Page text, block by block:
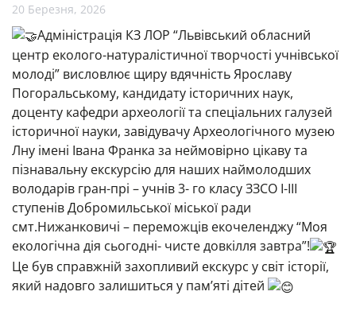
20 Березня, 2026
Адміністрація КЗ ЛОР “Львівський обласний
центр еколого-натуралістичної творчості учнівської
молоді” висловлює щиру вдячністьЯрославу
Погоральському, кандидату історичних наук,
доценту кафедри археології та спеціальних галузей
історичної науки, завідувачу Археологічного музею
Лну імені Івана Франка за неймовірно цікаву та
пізнавальну екскурсію для наших наймолодших
володарів гран-прі – учнів 3- го класу ЗЗСО І-ІІІ
ступенів Добромильської міської ради
смт.Нижанковичі – переможців екочеленджу “Моя
екологічна дія сьогодні- чисте довкілля завтра”!
Це був справжній захопливий екскурс у світ історії,
який надовго залишиться у пам’яті дітей